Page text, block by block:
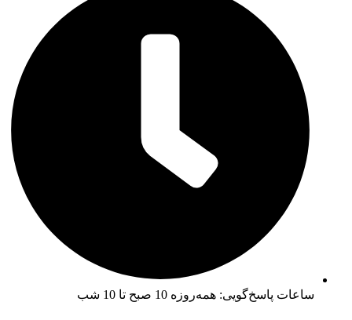
ساعات پاسخ‌گویی: همه‌روزه 10 صبح تا 10 شب